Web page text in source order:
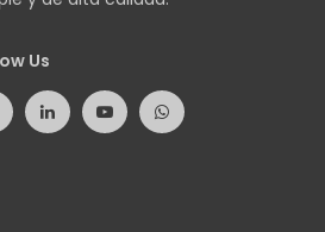
Us